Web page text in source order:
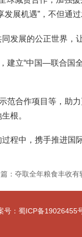
展机遇”，不但通
展的公正世界，
立“中国—联合国
合作项目等，助
根。
中，携手推进国
篇：夺取全年粮食丰收有
号： 蜀ICP备19026455